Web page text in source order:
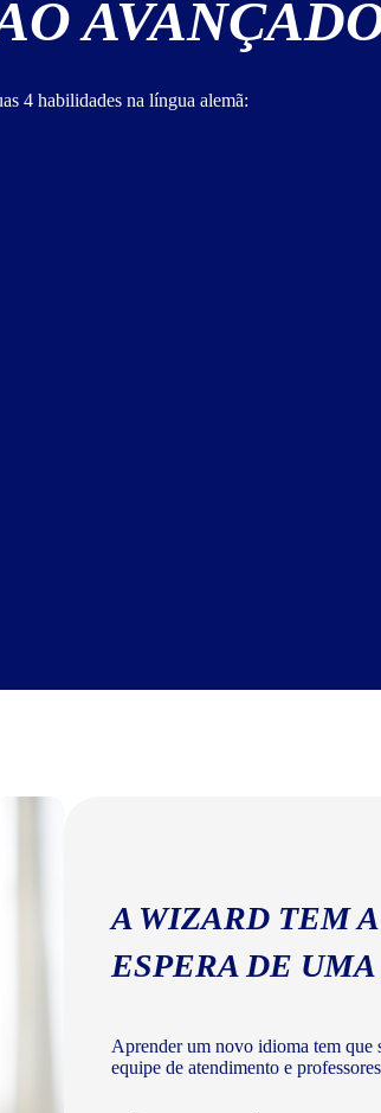
4 habilidades na língua alemã:
A WIZARD TEM
ESPERA DE
Aprender um novo idioma tem que
equipe de atendimento e